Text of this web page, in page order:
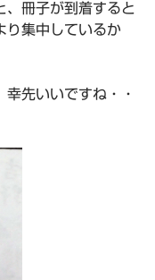
、冊子が到着すると
り集中しているか
先いいですね・・